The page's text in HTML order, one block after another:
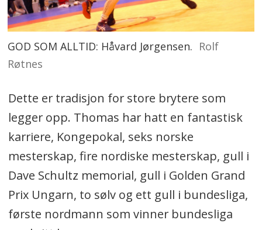
GOD SOM ALLTID: Håvard Jørgensen. Rolf
Røtnes
Dette er tradisjon for store brytere som
legger opp. Thomas har hatt en fantastisk
karriere, Kongepokal, seks norske
mesterskap, fire nordiske mesterskap, gull i
Dave Schultz memorial, gull i Golden Grand
Prix Ungarn, to sølv og ett gull i bundesliga,
første nordmann som vinner bundesliga